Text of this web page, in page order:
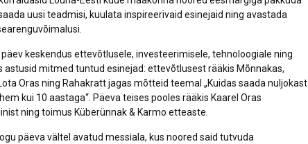
uusi teadmisi, kuulata inspireerivaid esinejaid ning avastada
keskendus ettevõtlusele, investeerimisele, tehnoloogiale ning
astusid mitmed tuntud esinejad: ettevõtlusest rääkis Mõnnakas,
Oras ning Rahakratt jagas mõtteid teemal „Kuidas saada nuljokast
kui 10 aastaga“. Päeva teises pooles rääkis Kaarel Oras
ning toimus Küberünnak & Karmo etteaste.
päeva vältel avatud messiala, kus noored said tutvuda